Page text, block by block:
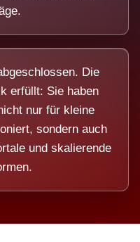
Die
erfüllt: Sie haben
nur für kleine
sondern auch
und skalierende